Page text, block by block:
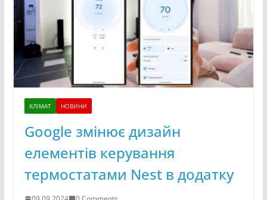
КЛІМАТ НОВИНИ
Google змінює дизайн
елементів керування
термостатами Nest в додатку